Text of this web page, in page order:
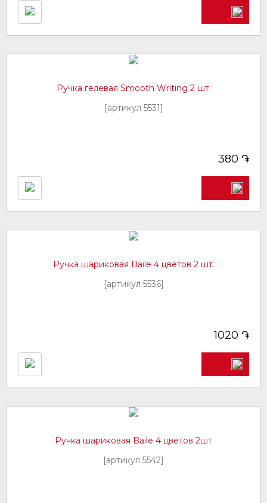
Ручка гелевая Smooth Writing 2 шт.
[артикул 5531]
380 ֏
Ручка шариковая Baile 4 цветов 2 шт.
[артикул 5536]
1020 ֏
Ручка шариковая Baile 4 цветов 2шт
[артикул 5542]